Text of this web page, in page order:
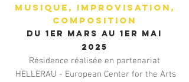
Musique, improvisation,
composition
DU 1er mars au 1er mai
2025
Résidence réalisée en partenariat
HELLERAU - European Center for the Arts